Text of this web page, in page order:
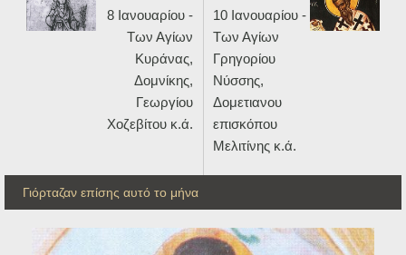
8 Ιανουαρίου -
Των Αγίων
Κυράνας,
Δομνίκης,
Γεωργίου
Χοζεβίτου κ.ά.
10 Ιανουαρίου -
Των Αγίων
Γρηγορίου
Νύσσης,
Δομετιανου
επισκόπου
Μελιτίνης κ.ά.
Γιόρταζαν επίσης αυτό το μήνα